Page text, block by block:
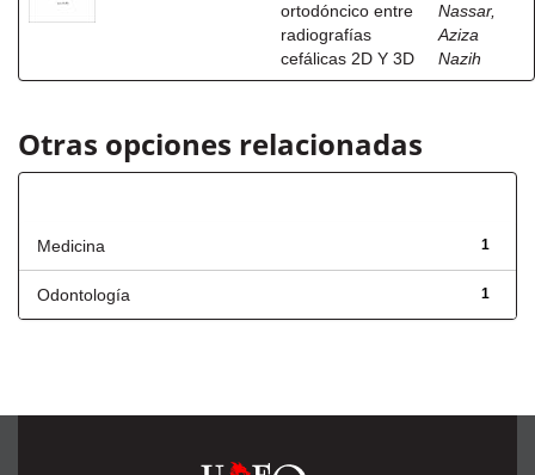
ortodóncico entre
radiografías
cefálicas 2D Y 3D
Nassar,
Aziza
Nazih
Otras opciones relacionadas
1
Medicina
1
Odontología